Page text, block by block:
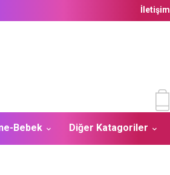
İletişim
Bebek Diğer Katagoriler